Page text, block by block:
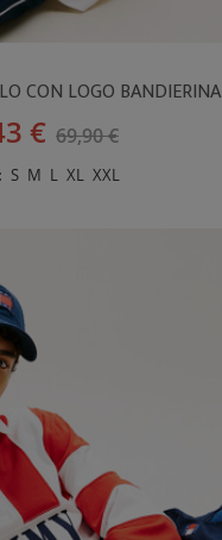
CON LOGO BANDIERINA
€ 69,90 €
S M L XL XXL